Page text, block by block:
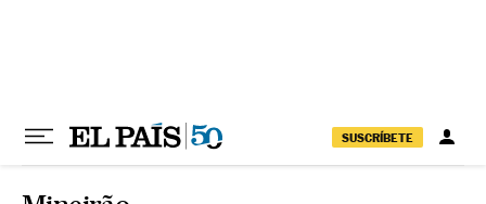
SUSCRÍBETE